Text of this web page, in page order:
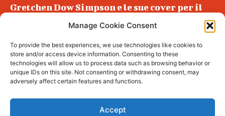
Manage Cookie Consent
To provide the best experiences, we use technologies like cookies to
store and/or access device information. Consenting to these
technologies will allow us to process data such as browsing behavior or
unique IDs on this site. Not consenting or withdrawing consent, may
adversely affect certain features and functions.
Accept
Gretchen Dow Simpson e le sue cover per il
Podlech, il Cile lo ha condannato
all’ergastolo
Era ubriaca…